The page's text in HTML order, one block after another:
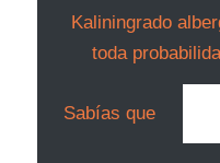
Kaliningrado
toda
Sabías que